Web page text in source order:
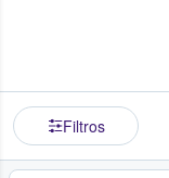
Filtros